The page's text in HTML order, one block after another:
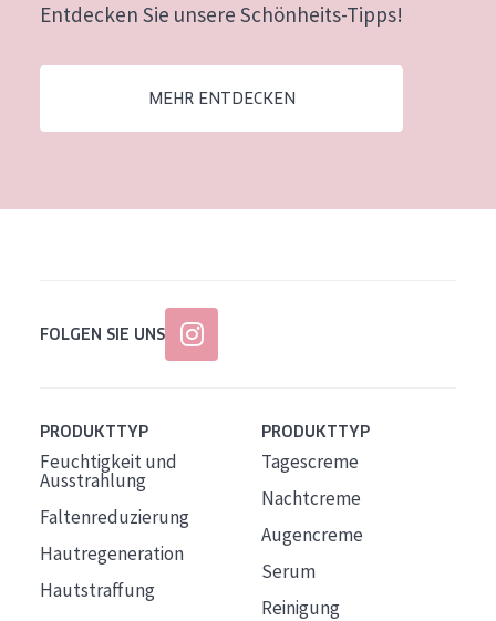
Der Sonne ausgesetzte Haut
Jedes alter
Reife Haut
Entdecken Sie unsere Schönheits-Tipps!
MEHR ENTDECKEN
FOLGEN SIE UNS
PRODUKTTYP
Feuchtigkeit und
Ausstrahlung
Faltenreduzierung
Hautregeneration
Hautstraffung
PRODUKTTYP
Tagescreme
Nachtcreme
Augencreme
Serum
Reinigung